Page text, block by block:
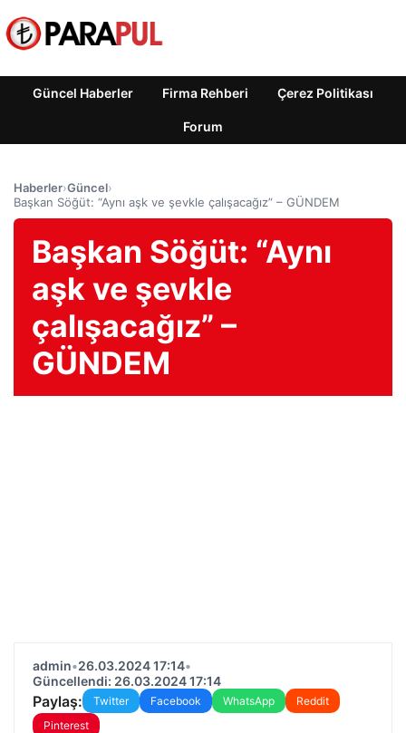
Güncel Haberler Firma Rehberi Çerez Politikası
Forum
Haberler›Güncel›
Başkan Söğüt: “Aynı aşk ve şevkle çalışacağız” – GÜNDEM
Başkan Söğüt: “Aynı
aşk ve şevkle
çalışacağız” –
GÜNDEM
admin•26.03.2024 17:14•
Güncellendi: 26.03.2024 17:14
Paylaş: Twitter Facebook WhatsApp
Reddit
Pinterest